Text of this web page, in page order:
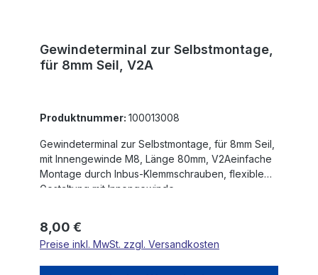
Gewindeterminal zur Selbstmontage,
für 8mm Seil, V2A
Produktnummer: 100013008
Gewindeterminal zur Selbstmontage, für 8mm Seil,
mit Innengewinde M8, Länge 80mm, V2Aeinfache
Montage durch Inbus-Klemmschrauben, flexible
Gestaltung mit Innengewinde
Regulärer Preis:
8,00 €
Preise inkl. MwSt. zzgl. Versandkosten